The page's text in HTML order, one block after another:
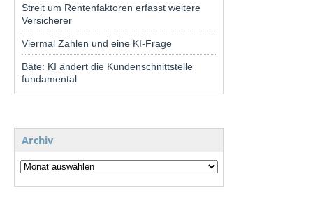
Streit um Rentenfaktoren erfasst weitere
Versicherer
Viermal Zahlen und eine KI-Frage
Bäte: KI ändert die Kundenschnittstelle
fundamental
Archiv